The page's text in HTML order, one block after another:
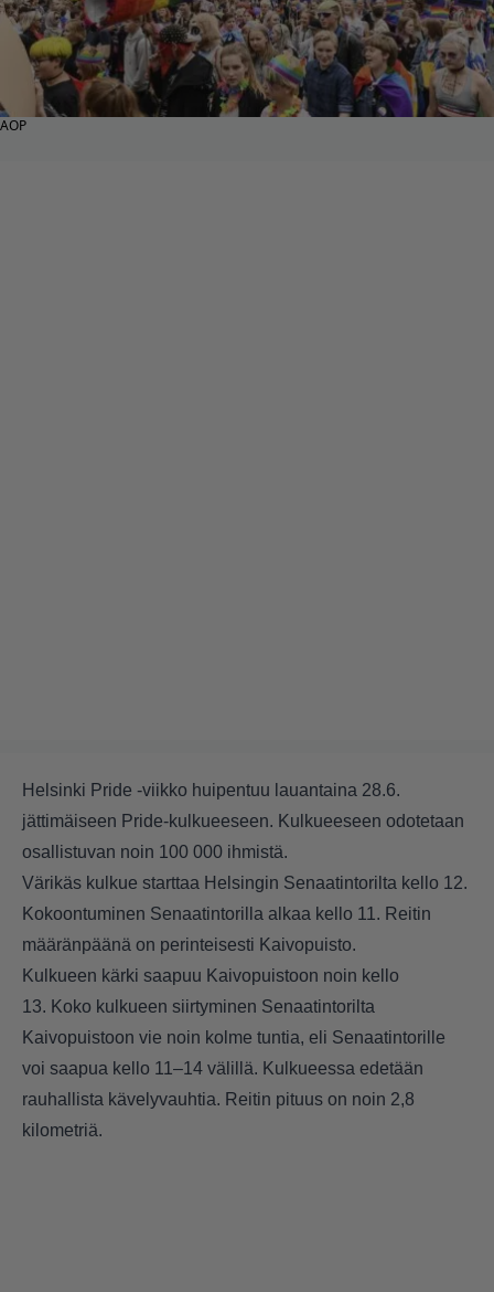
AOP
Helsinki Pride -viikko huipentuu lauantaina 28.6.
jättimäiseen Pride-kulkueeseen. Kulkueeseen odotetaan
osallistuvan noin 100 000 ihmistä.
Värikäs kulkue starttaa Helsingin Senaatintorilta kello 12.
Kokoontuminen Senaatintorilla alkaa kello 11. Reitin
määränpäänä on perinteisesti Kaivopuisto.
Kulkueen kärki saapuu Kaivopuistoon noin kello
13. Koko kulkueen siirtyminen Senaatintorilta
Kaivopuistoon vie noin kolme tuntia, eli Senaatintorille
voi saapua kello 11–14 välillä. Kulkueessa edetään
rauhallista kävelyvauhtia. Reitin pituus on noin 2,8
kilometriä.